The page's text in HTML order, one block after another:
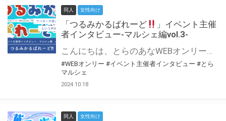
同人 女性向け
「つるみかるぱれーど
」イベント主催
者インタビュー-マルシェ編vol.3-
こんにちは、とらのあなWEBオンリー運営スタッフです。 新たにお届けする、イベント主催者インタビュー-マルシェ編-は、 とらのあなWEBオンリー「マルシェ」をご利用した主催様に 「マルシェ」を使って開催した感想や心がけをお聞きする企画です。 今回は、WEBオンリー初開催「つるみかるぱれーど
#WEBオンリー #イベント主催者インタビュー #とら
マルシェ
2024.10.18
同人 女性向け